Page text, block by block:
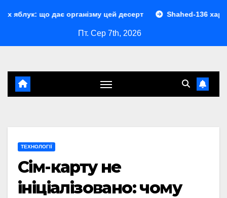
організму цей десерт Shahed-136 характеристики:
Пт. Сер 7th, 2026
ТЕХНОЛОГІЇ
Сім-карту не
ініціалізовано: чому